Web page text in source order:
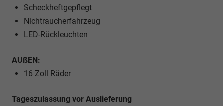
Scheckheftgepflegt
Nichtraucherfahrzeug
LED-Rückleuchten
AUßEN:
16 Zoll Räder
Tageszulassung vor Auslieferung